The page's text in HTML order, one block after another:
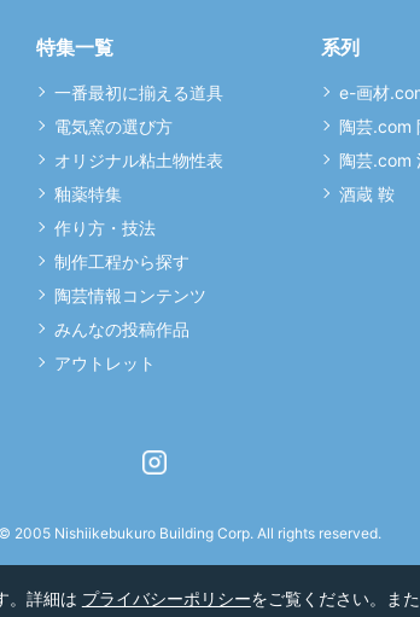
特集一覧
一番最初に揃える道具
電気窯の選び方
オリジナル粘土物性表
釉薬特集
作り方・技法
制作工程から探す
陶芸情報コンテンツ
みんなの投稿作品
アウトレット
系列
e-画材
陶芸.com
陶芸.com
酒蔵 鞍
2005 Nishiikebukuro Building Corp. All rights reserved.
。詳細は プライバシーポリシーをご覧ください。ま